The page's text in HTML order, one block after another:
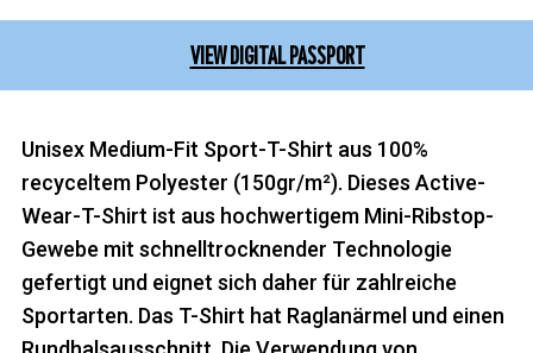
VIEW DIGITAL PASSPORT
Unisex Medium-Fit Sport-T-Shirt aus 100%
recyceltem Polyester (150gr/m²). Dieses Active-
Wear-T-Shirt ist aus hochwertigem Mini-Ribstop-
Gewebe mit schnelltrocknender Technologie
gefertigt und eignet sich daher für zahlreiche
Sportarten. Das T-Shirt hat Raglanärmel und einen